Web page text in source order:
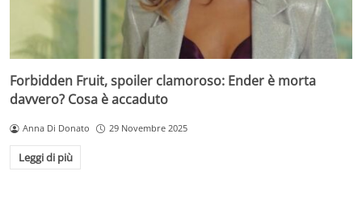
Forbidden Fruit, spoiler clamoroso: Ender è morta
davvero? Cosa è accaduto
Anna Di Donato 29 Novembre 2025
Leggi di più